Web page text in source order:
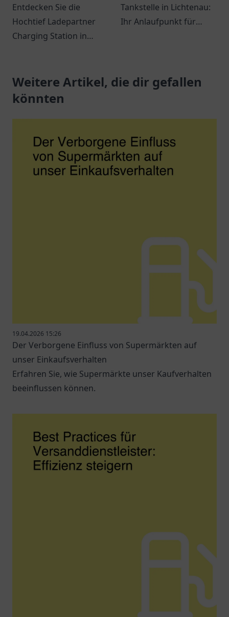
Entdecken Sie die
Hochtief Ladepartner
Charging Station in
für Elektrofahrzeuge in
zentraler Lage.
Tankstelle in Lichtenau:
Ihr Anlaufpunkt für
Reisen.
Weitere Artikel, die dir gefallen
könnten
19.04.2026 15:26
Der Verborgene Einfluss von Supermärkten auf
unser Einkaufsverhalten
Erfahren Sie, wie Supermärkte unser Kaufverhalten
beeinflussen können.